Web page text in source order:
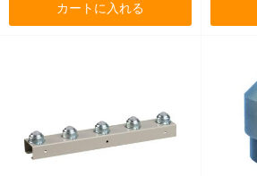
カートに入れる